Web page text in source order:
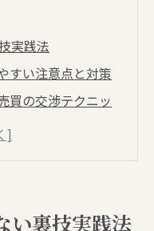
実践法
すい注意点と対策
買の交渉テクニッ
い裏技実践法